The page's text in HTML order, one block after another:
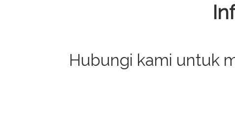
Hubungi kami untuk